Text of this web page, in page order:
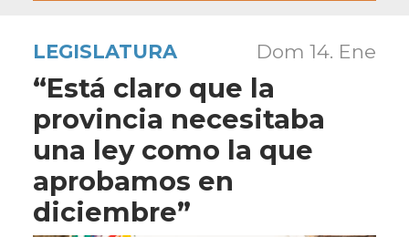
LEGISLATURA Dom 14. Ene
“Está claro que la
provincia necesitaba
una ley como la que
aprobamos en
diciembre”